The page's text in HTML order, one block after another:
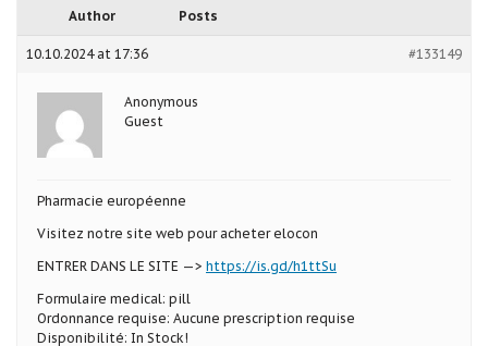
Author Posts
10.10.2024 at 17:36 #133149
Anonymous
Guest
Pharmacie européenne
Visitez notre site web pour acheter elocon
ENTRER DANS LE SITE —> https://is.gd/h1ttSu
Formulaire medical: pill
Ordonnance requise: Aucune prescription requise
Disponibilité: In Stock!